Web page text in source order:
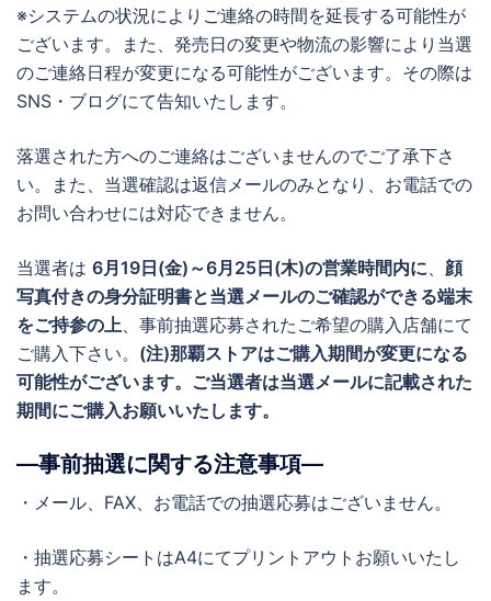
※システムの状況によりご連絡の時間を延長する可能性が
ございます。また、発売日の変更や物流の影響により当選
のご連絡日程が変更になる可能性がございます。その際は
SNS・ブログにて告知いたします。
落選された方へのご連絡はございませんのでご了承下さ
い。また、当選確認は返信メールのみとなり、お電話での
お問い合わせには対応できません。
当選者は 6月19日(金)～6月25日(木)の営業時間内に、 顔
写真付きの身分証明書と当選メールのご確認ができる端末
をご持参の上、事前抽選応募されたご希望の購入店舗にて
ご購入下さい。 (注)那覇ストアはご購入期間が変更になる
可能性がございます。ご当選者は当選メールに記載された
期間にご購入お願いいたします。
―事前抽選に関する注意事項―
・メール、FAX、お電話での抽選応募はございません。
・抽選応募シートはA4にてプリントアウトお願いいたし
ます。